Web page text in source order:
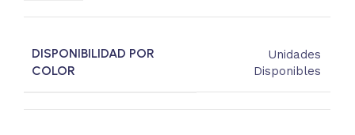
DISPONIBILIDAD POR
COLOR
Unidades
Disponibles